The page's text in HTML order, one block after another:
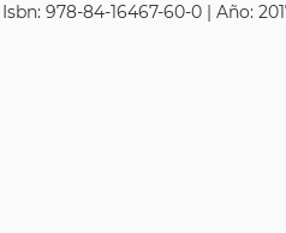
Isbn: 978-84-16467-60-0 | Año: